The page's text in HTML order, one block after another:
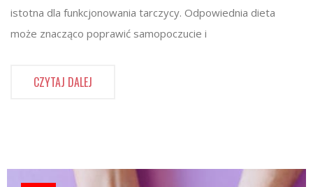
istotna dla funkcjonowania tarczycy. Odpowiednia dieta
może znacząco poprawić samopoczucie i
CZYTAJ DALEJ